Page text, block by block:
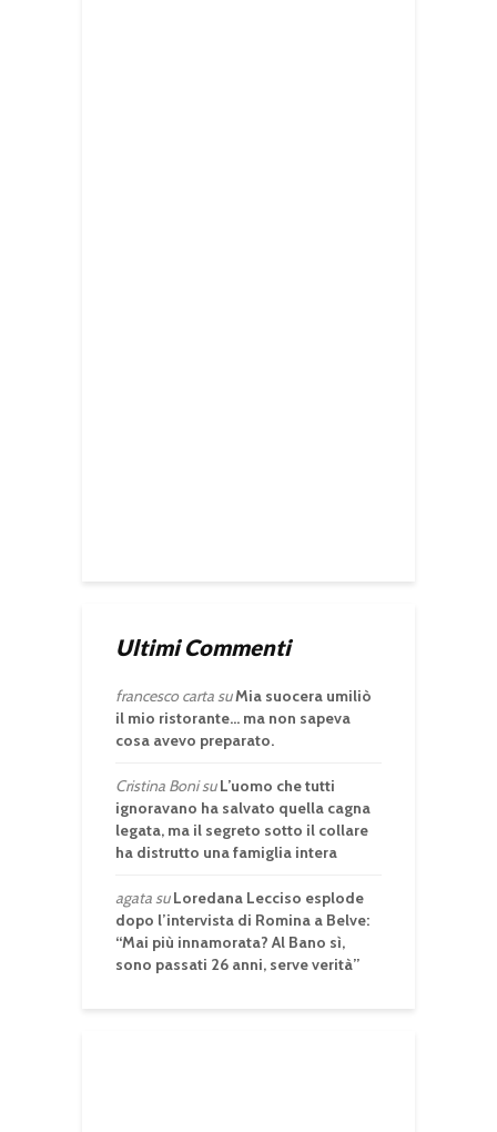
Ultimi Commenti
francesco cartasuMia suocera umiliò
il mio ristorante… ma non sapeva
cosa avevo preparato.
Cristina BonisuL’uomo che tutti
ignoravano ha salvato quella cagna
legata, ma il segreto sotto il collare
ha distrutto una famiglia intera
agatasuLoredana Lecciso esplode
dopo l’intervista di Romina a Belve:
“Mai più innamorata? Al Bano sì,
sono passati 26 anni, serve verità”